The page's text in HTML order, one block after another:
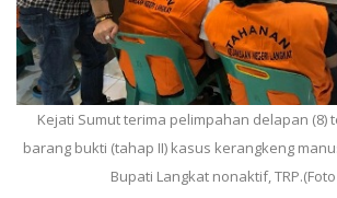
Kejati Sumut terima pelimpahan delapan (8)
barang bukti (tahap II) kasus kerangkeng
Bupati Langkat nonaktif,